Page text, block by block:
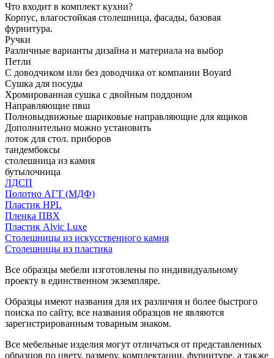
Что входит в комплект кухни?
Корпус, влагостойкая столешница, фасады, базовая
фурнитура.
Ручки
Различные варианты дизайна и материала на выбор
Петли
С доводчиком или без доводчика от компании Boyard
Сушка для посуды
Хромированная сушка с двойным поддоном
Направляющие пвш
Полновыдвижные шариковые направляющие для ящиков
Дополнительно можно установить
лоток для стол. приборов
тандембоксы
столешница из камня
бутылочница
ЛДСП
Полотно АГТ (МДФ)
Пластик HPL
Пленка ПВХ
Пластик Alvic Luxe
Столешницы из искусственного камня
Столешницы из пластика
Все образцы мебели изготовлены по индивидуальному
проекту в единственном экземпляре.
Образцы имеют названия для их различия и более быстрого
поиска по сайту, все названия образцов не являются
зарегистрированным товарным знаком.
Все мебельные изделия могут отличаться от представленных
образцов по цвету, размеру, комплектации, фурнитуре, а также